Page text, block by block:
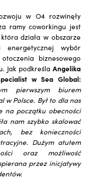
w O4 rozwinęły
ramy coworkingu jest
działa w obszarze
wybór
biznesowego
Jak podkreśla Angelika
w Sea Global:
pierwszym biurem
w Polsce. Był to dla nas
na początku obecności
nam szybko skalować
bez konieczności
Dużym atutem
oraz możliwość
przez inicjatywy